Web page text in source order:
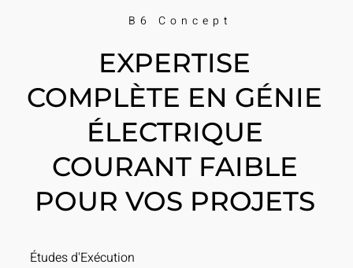
B6 Concept
EXPERTISE
COMPLÈTE EN GÉNIE
ÉLECTRIQUE
COURANT FAIBLE
POUR VOS PROJETS
Études d'Exécution